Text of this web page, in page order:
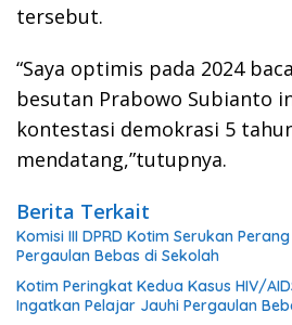
tersebut.
“Saya optimis pada 2024
besutan Prabowo Subianto
kontestasi demokrasi 5
mendatang,”tutupnya.
Berita Terkait
Komisi III DPRD Kotim Serukan
Pergaulan Bebas di Sekolah
Kotim Peringkat Kedua Kasus HIV/
Ingatkan Pelajar Jauhi Pergaulan